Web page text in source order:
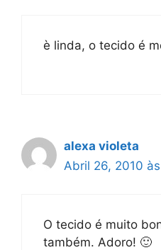
è linda, o tecido é
alexa violeta
Abril 26, 2010
O tecido é muito
também. Adoro! 🙂